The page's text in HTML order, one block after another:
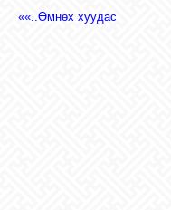
««..Өмнөх хуудас